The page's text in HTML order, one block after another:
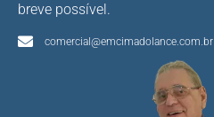
breve possível.
comercial@emcimadolance.com.br